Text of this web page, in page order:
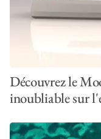
Découvrez le
inoubliable sur